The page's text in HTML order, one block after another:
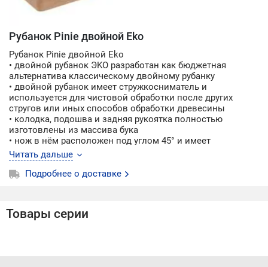
Рубанок Pinie двойной Eko
Рубанок Pinie двойной Eko
• двойной рубанок ЭKO разработан как бюджетная
альтернатива классическому двойному рубанку
• двойной рубанок имеет стружкосниматель и
используется для чистовой обработки после других
стругов или иных способов обработки древесины
• колодка, подошва и задняя рукоятка полностью
изготовлены из массива бука
• нож в нём расположен под углом 45° и имеет
стружколом, который заламывает стружку и отводит ее
из летка
• двойной рубанок используется для строгания мягкого
прямым углом к обрабатываемой поверхности
Читать дальше
Подробнее о доставке
Товары серии